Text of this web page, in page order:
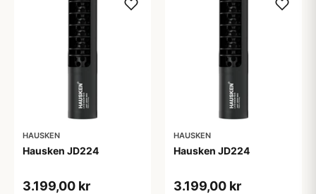
HAUSKEN
Hausken JD224
3.199,00 kr
HAUSKEN
Hausken JD224
3.199,00 kr